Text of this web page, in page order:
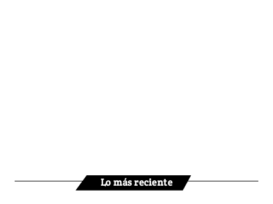
Lo más reciente